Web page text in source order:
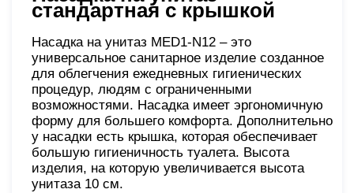
стандартная с крышкой
Насадка на унитаз MED1-N12 – это
универсальное санитарное изделие созданное
для облегчения ежедневных гигиенических
процедур, людям с ограниченными
возможностями. Насадка имеет эргономичную
форму для большего комфорта. Дополнительно
у насадки есть крышка, которая обеспечивает
большую гигиеничность туалета. Высота
изделия, на которую увеличивается высота
унитаза 10 см.